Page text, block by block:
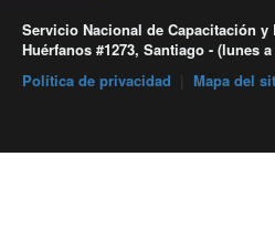
Servicio Nacional de Capacitación y
Huérfanos #1273, Santiago - (lunes
Política de privacidad
Mapa del